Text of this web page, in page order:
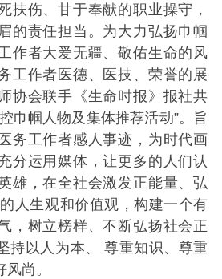
扶伤、甘于奉献的职业操守，
的责任担当。为大力弘扬巾帼
作者大爱无疆、敬佑生命的风
工作者医德、医技、荣誉的展
协会联手《生命时报》报社共
巾帼人物及集体推荐活动”。旨
务工作者感人事迹，为时代画
分运用媒体，让更多的人们认
雄，在全社会激发正能量、弘
人生观和价值观，构建一个有
，树立榜样、不断弘扬社会正
持以人为本、 尊重知识、尊重
尚。